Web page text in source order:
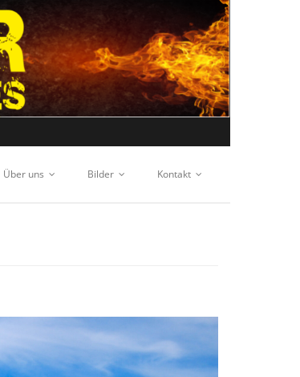
Über uns Bilder Kontakt